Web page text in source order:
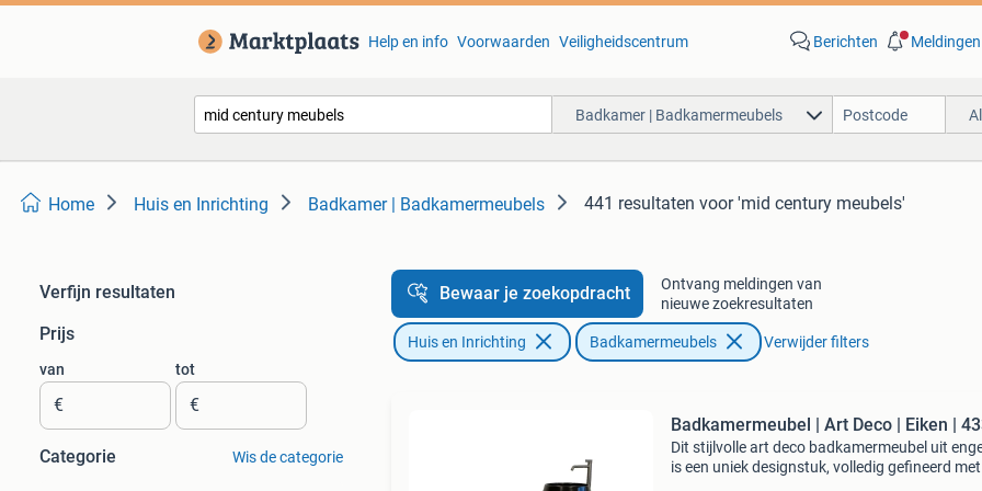
Help en info Voorwaarden Veiligheidscentrum Berichten Meldingen
Badkamer | Badkamermeubels
Home Huis en Inrichting Badkamer | Badkamermeubels 441 resultaten voor 'mid century meubels'
Verfijn resultaten
Prijs
van
€
tot
€
Categorie Wis de categorie
Bewaar je zoekopdracht
Ontvang meldingen van
nieuwe zoekresultaten
Huis en Inrichting Badkamermeubels Verwijder filters
Badkamermeubel
Dit stijlvolle art deco badkamermeubel uit
is een uniek designstuk, volledig gefineerd met